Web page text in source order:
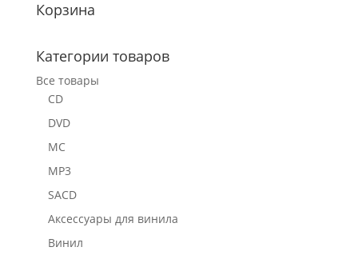
Корзина
Категории товаров
Все товары
CD
DVD
MC
MP3
SACD
Аксессуары для винила
Винил